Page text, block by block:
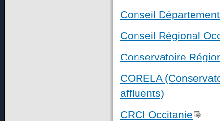
Conseil
Conseil Régional
Conservatoire
CORELA
affluents)
CRCI Occitanie